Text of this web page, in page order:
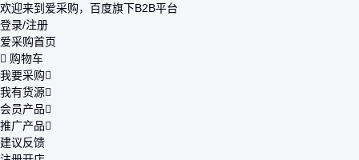
欢迎来到爱采购，百度旗下B2B平台
登录/注册
爱采购首页
购物车
我要采购
我有货源
会员产品
推广产品
建议反馈